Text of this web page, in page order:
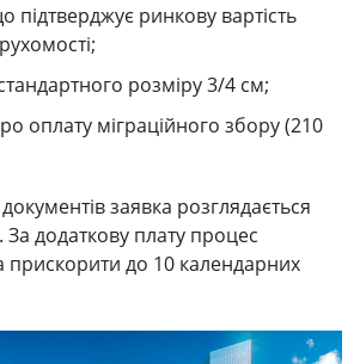
підтверджує ринкову вартість
розміру 3/4 см;
оплату міграційного збору (210
заявка розглядається
додаткову плату процес
прискорити до 10 календарних